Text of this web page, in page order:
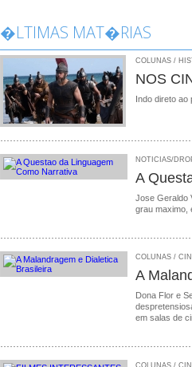
�LTIMAS MAT�RIAS
COLUNAS /
NOS
Indo direto ao
NOTICIAS/
A
Jose Geraldo
grau maximo,
COLUNAS /
A
Dona Flor e
em salas de
COLUNAS /